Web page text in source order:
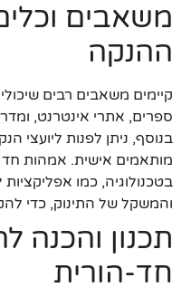
משאבים
ההנקה
קיימים משאבים רבים
ספרים, אתרי אינטרנט,
בנוסף, ניתן לפנות ליועצי
מותאמים אישית. אמהות חד
בטכנולוגיה, כמו
והמשקל של התינוק, כדי
תכנון והכנה
חד-הורית